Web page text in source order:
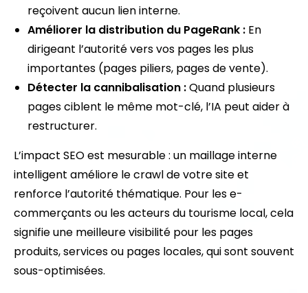
reçoivent aucun lien interne.
Améliorer la distribution du PageRank : En
dirigeant l’autorité vers vos pages les plus
importantes (pages piliers, pages de vente).
Détecter la cannibalisation :Quand plusieurs
pages ciblent le même mot-clé, l’IA peut aider à
restructurer.
L’impact SEO est mesurable : un maillage interne
intelligent améliore le crawl de votre site et
renforce l’autorité thématique. Pour les e-
commerçants ou les acteurs du tourisme local, cela
signifie une meilleure visibilité pour les pages
produits, services ou pages locales, qui sont souvent
sous-optimisées.